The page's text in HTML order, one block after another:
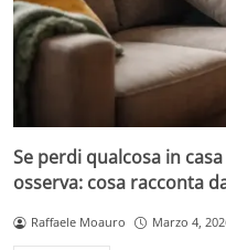
Se perdi qualcosa in
osserva: cosa racconta
Raffaele Moauro Marzo 4,